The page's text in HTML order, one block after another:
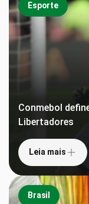
Esporte
Conmebol
Libertadores
Leia mais
Brasil